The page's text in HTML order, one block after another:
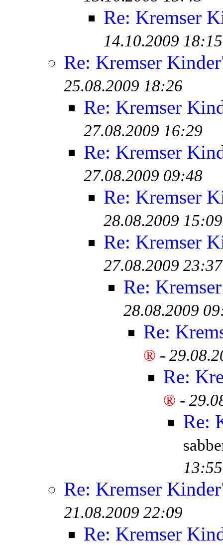
Re: Kremser
14.10.2009 18:15
Re: Kremser
25.08.2009 18:26
Re: Kremser
27.08.2009 16:29
Re: Kremser
27.08.2009 09:48
Re: Kremser
28.08.2009 15:09
Re: Kremser
27.08.2009 23:37
Re:
28.08.2009
Re:
® -
Re:
® -
Re:
13:55
Re: Kremser
21.08.2009 22:09
Re: Kremser